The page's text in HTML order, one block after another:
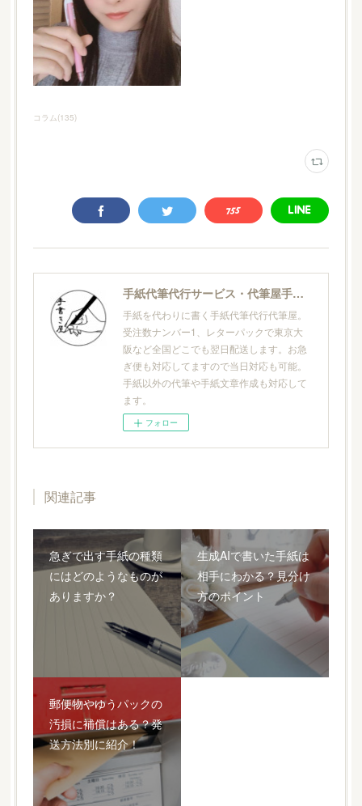
コラム(135)
手紙代筆代行サービス・代筆屋手書き屋®
手紙を代わりに書く手紙代筆代行代筆屋。
受注数ナンバー1、レターパックで東京大
阪など全国どこでも翌日配送します。お急
ぎ便も対応してますので当日対応も可能。
手紙以外の代筆や手紙文章作成も対応して
ます。
フォロー
関連記事
急ぎで出す手紙の種類
にはどのようなものが
ありますか？
生成AIで書いた手紙は
相手にわかる？見分け
方のポイント
郵便物やゆうパックの
汚損に補償はある？発
送方法別に紹介！